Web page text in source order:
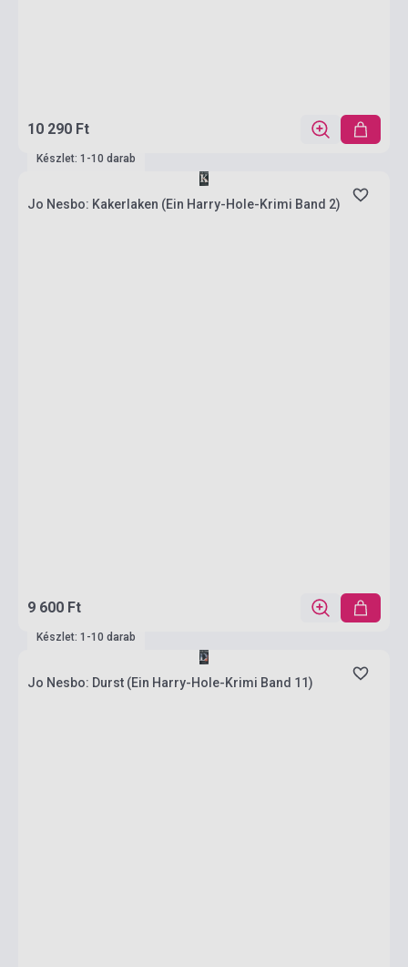
10 290 Ft
Készlet: 1-10 darab
Jo Nesbo: Kakerlaken (Ein Harry-Hole-Krimi Band 2)
9 600 Ft
Készlet: 1-10 darab
Jo Nesbo: Durst (Ein Harry-Hole-Krimi Band 11)